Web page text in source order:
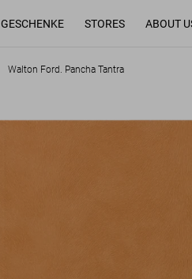
GESCHENKE STORES ABOUT
Walton Ford. Pancha Tantra